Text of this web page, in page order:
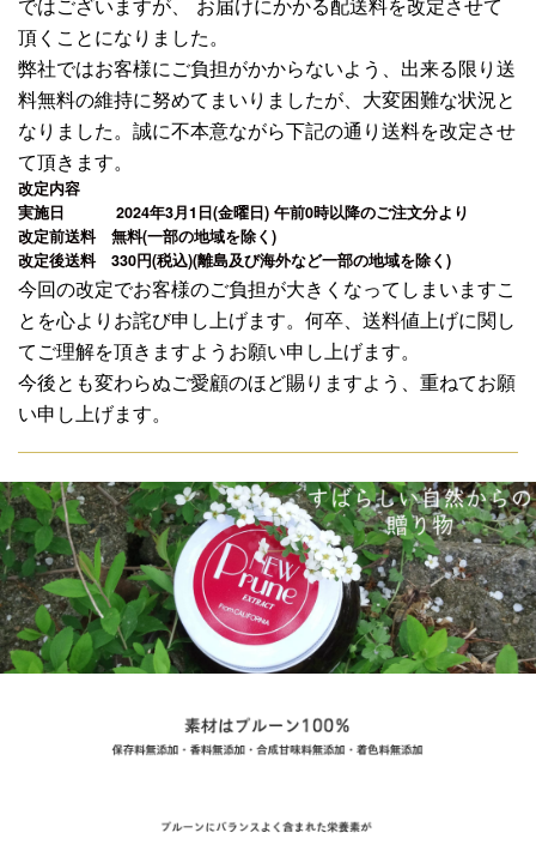
頂くことになりました。
弊社ではお客様にご負担がかからないよう、出来る限り送
料無料の維持に努めてまいりましたが、大変困難な状況と
なりました。 誠に不本意ながら下記の通り送料を改定させ
て頂きます。
改定内容
実施日 2024年3月1日(金曜日) 午前0時以降のご注文分より
改定前送料 無料(一部の地域を除く)
改定後送料 330円(税込)(離島及び海外など一部の地域を除く)
今回の改定でお客様のご負担が大きくなってしまいますこ
とを心よりお詫び申し上げます。 何卒、送料値上げに関し
てご理解を頂きますようお願い申し上げます。
今後とも変わらぬご愛顧のほど賜りますよう、重ねてお願
い申し上げます。